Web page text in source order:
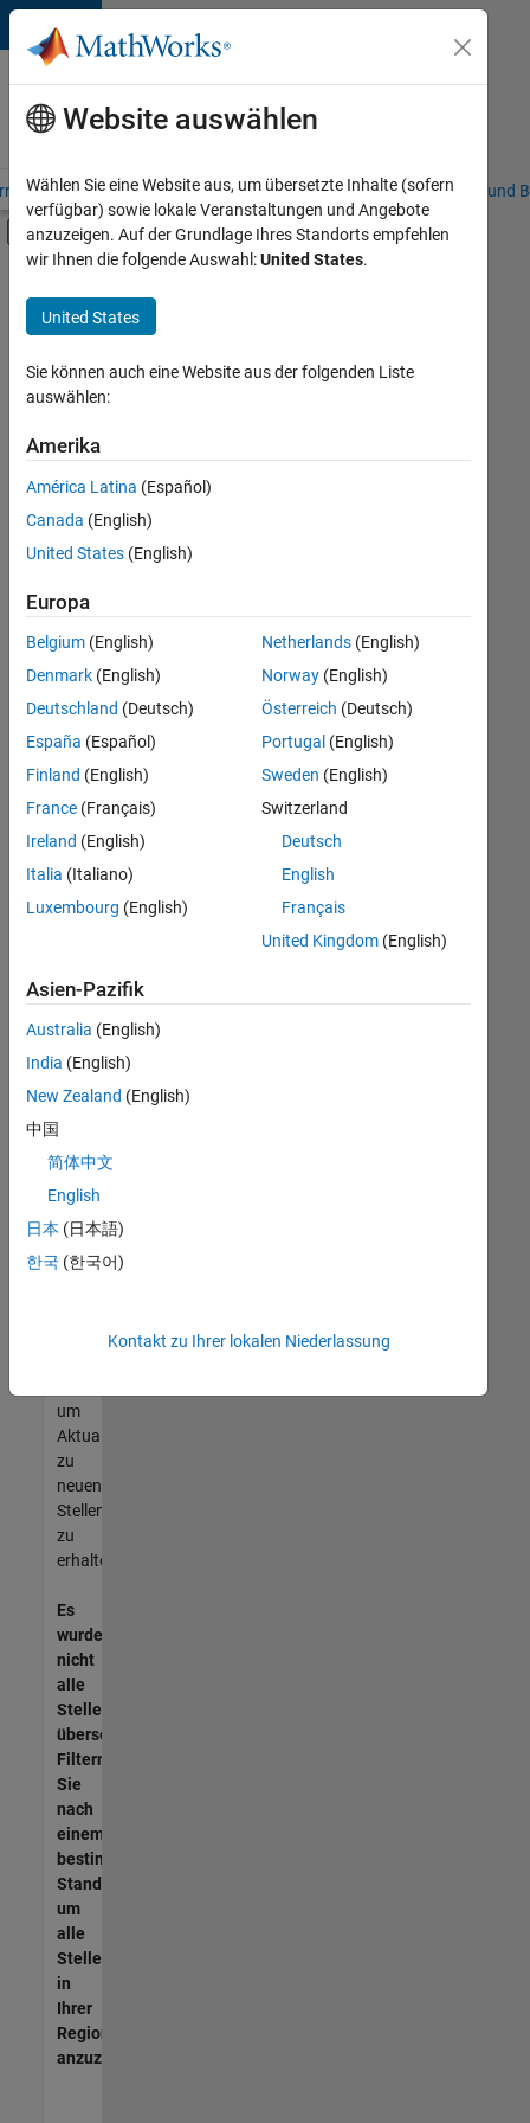
Weiter zum Inhalt
Karriere
bei
MathWorks
– Übersicht Stellensuche Niederlassungen Studierende und
Umschaltung für Off-Canvas-
Hauptinhalt
Praktika
Education Sales
Inside Sales
Sales Operations
Business Model Team
Finance and Operations
Legal
Büro- und Verwaltungsdienste
+7
Derzeit
es
keine
offenen
Stellen,
Ihren
Suchkriterien
entsprechen.
können
die
Suchkriterien
weiter
fassen
oder
alle
Stellenangebote
anzeigen .
noch
keine
offenen
Stellen
können,
die
Ihren
entsprechen,
werden
unseres
um
Aktualisierungen
zu
neuen
Stellenangeboten
zu
erhalten.
Es
wurden
nicht
alle
Stellen
übersetzt.
Filtern
Sie
nach
einem
bestimmten
Standort,
um
alle
Stellenangebote
in
Ihrer
Region
anzuzeigen.
Website auswählen
Wählen Sie eine Website aus, um übersetzte Inhalte (sofern
verfügbar) sowie lokale Veranstaltungen und Angebote
anzuzeigen. Auf der Grundlage Ihres Standorts empfehlen
wir Ihnen die folgende Auswahl:United States.
United States
Sie können auch eine Website aus der folgenden Liste
auswählen:
Amerika
América Latina (Español)
Canada (English)
United States (English)
Europa
Belgium (English)
Denmark (English)
Deutschland (Deutsch)
España (Español)
Finland (English)
France (Français)
Ireland (English)
Italia (Italiano)
Luxembourg (English)
Netherlands(English)
Norway(English)
Österreich (Deutsch)
Portugal (English)
Sweden (English)
Switzerland
Deutsch
English
Français
United Kingdom(English)
Asien-Pazifik
Australia (English)
India (English)
New Zealand (English)
中国
简体中文
English
日本 (日本語)
한국 (한국어)
Kontakt zu Ihrer lokalen Niederlassung